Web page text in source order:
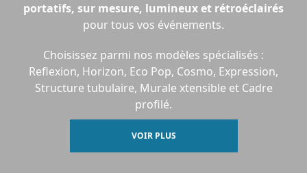
portatifs, sur mesure, lumineux et rétroéclairés
pour tous vos événements.
Choisissez parmi nos modèles spécialisés :
Reflexion, Horizon, Eco Pop, Cosmo, Expression,
Structure tubulaire, Murale xtensible et Cadre
profilé.
VOIR PLUS